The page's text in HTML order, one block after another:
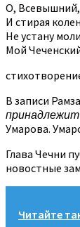
О,
И стирая
Не устану
Мой
В записи
принадлежит
Умарова.
Глава Чечни
новостные
Читайте